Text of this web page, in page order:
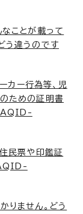
ことが載って
う違うのです
カー行為等、児
ための証明書
民票や印鑑証
りません。どう